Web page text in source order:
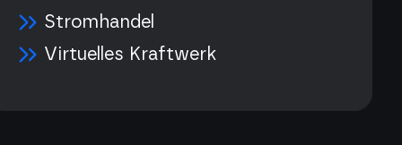
Stromhandel
Virtuelles Kraftwerk